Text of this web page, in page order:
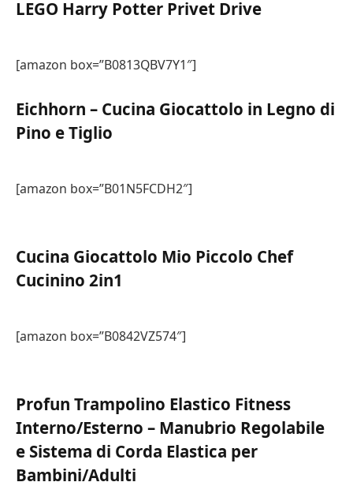
LEGO Harry Potter Privet Drive
[amazon box=”B0813QBV7Y1″]
Eichhorn – Cucina Giocattolo in Legno di
Pino e Tiglio
[amazon box=”B01N5FCDH2″]
Cucina Giocattolo Mio Piccolo Chef
Cucinino 2in1
[amazon box=”B0842VZ574″]
Profun Trampolino Elastico Fitness
Interno/Esterno – Manubrio Regolabile
e Sistema di Corda Elastica per
Bambini/Adulti